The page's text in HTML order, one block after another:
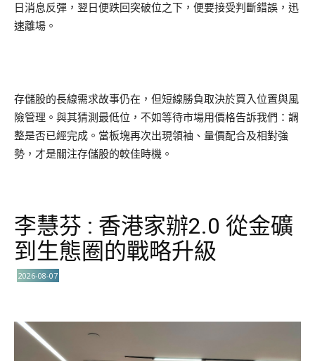
日消息反彈，翌日便跌回突破位之下，便要接受判斷錯誤，迅
速離場。
存儲股的長線需求故事仍在，但短線勝負取決於買入位置與風
險管理。與其猜測最低位，不如等待市場用價格告訴我們：調
整是否已經完成。當板塊再次出現領袖、量價配合及相對強
勢，才是關注存儲股的較佳時機。
李慧芬 : 香港家辦2.0 從金礦
到生態圈的戰略升級
2026-08-07